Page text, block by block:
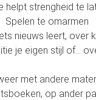
helpt strengheid te
Spelen te omarmen
nieuws leert, over
je eigen stijl of…
met andere
op ander